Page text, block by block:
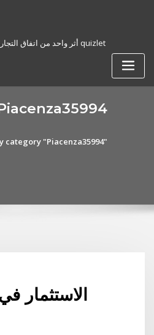
أثر واحد من اتفاق التجارة الحرة الأمريكية الشمالية نافتا هو quizlet
category "Piacenza35994"
الاستثمار